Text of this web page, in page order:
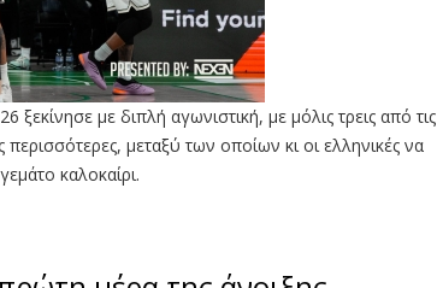
με διπλή αγωνιστική, με μόλις τρεις από τις
μεταξύ των οποίων κι οι ελληνικές να
καλοκαίρι.